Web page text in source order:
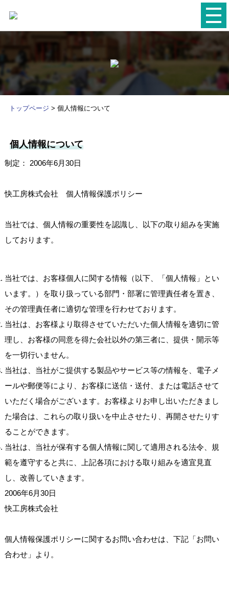
トップページ > 個人情報について
個人情報について
制定： 2006年6月30日
快工房株式会社 個人情報保護ポリシー
当社では、個人情報の重要性を認識し、以下の取り組みを実施
しております。
当社では、お客様個人に関する情報（以下、「個人情報」とい
います。）を取り扱っている部門・部署に管理責任者を置き、
その管理責任者に適切な管理を行わせております。
当社は、お客様より取得させていただいた個人情報を適切に管
理し、お客様の同意を得た会社以外の第三者に、提供・開示等
を一切行いません。
当社は、当社がご提供する製品やサービス等の情報を、電子メ
ールや郵便等により、お客様に送信・送付、または電話させて
いただく場合がございます。お客様よりお申し出いただきまし
た場合は、これらの取り扱いを中止させたり、再開させたりす
ることができます。
当社は、当社が保有する個人情報に関して適用される法令、規
範を遵守すると共に、上記各項における取り組みを適宜見直
し、改善していきます。
2006年6月30日
快工房株式会社
個人情報保護ポリシーに関するお問い合わせは、下記「お問い
合わせ」より。